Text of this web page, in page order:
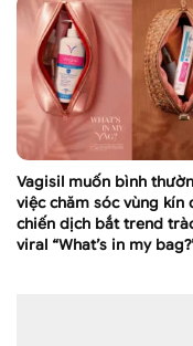
Vagisil muốn bình
việc chăm sóc vùng kín
chiến dịch bắt trend
viral “What’s in my